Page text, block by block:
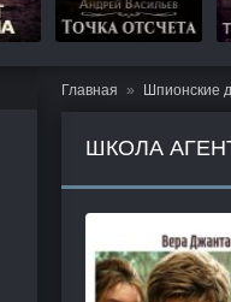
Главная Шпионские
ШКОЛА